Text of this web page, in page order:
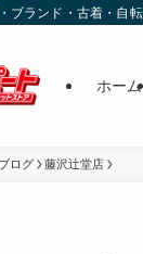
ブランド・古着・自
ホーム
ログ 藤沢辻堂店